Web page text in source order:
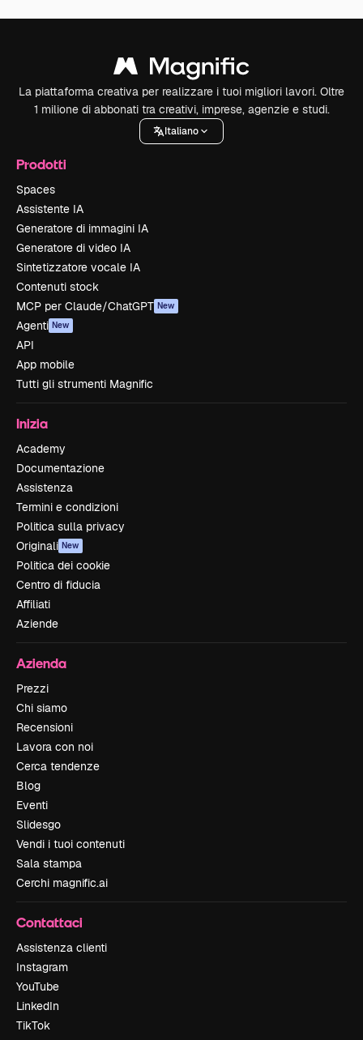
La piattaforma creativa per realizzare i tuoi migliori lavori. Oltre
1 milione di abbonati tra creativi, imprese, agenzie e studi.
Italiano
Prodotti
Spaces
Assistente IA
Generatore di immagini IA
Generatore di video IA
Sintetizzatore vocale IA
Contenuti stock
MCP per Claude/ChatGPT New
Agenti New
API
App mobile
Tutti gli strumenti Magnific
Inizia
Academy
Documentazione
Assistenza
Termini e condizioni
Politica sulla privacy
Originali New
Politica dei cookie
Centro di fiducia
Affiliati
Aziende
Azienda
Prezzi
Chi siamo
Recensioni
Lavora con noi
Cerca tendenze
Blog
Eventi
Slidesgo
Vendi i tuoi contenuti
Sala stampa
Cerchi magnific.ai
Contattaci
Assistenza clienti
Instagram
YouTube
LinkedIn
TikTok